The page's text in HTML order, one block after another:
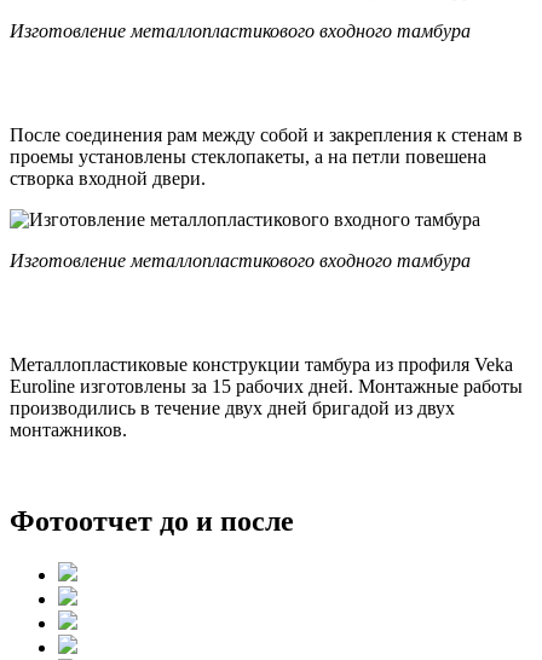
Изготовление металлопластикового входного тамбура
После соединения рам между собой и закрепления к стенам в
проемы установлены стеклопакеты, а на петли повешена
створка входной двери.
Изготовление металлопластикового входного тамбура
Металлопластиковые конструкции тамбура из профиля Veka
Euroline изготовлены за 15 рабочих дней. Монтажные работы
производились в течение двух дней бригадой из двух
монтажников.
Фотоотчет до и после